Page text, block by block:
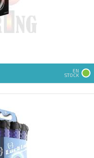
EN
STOCK